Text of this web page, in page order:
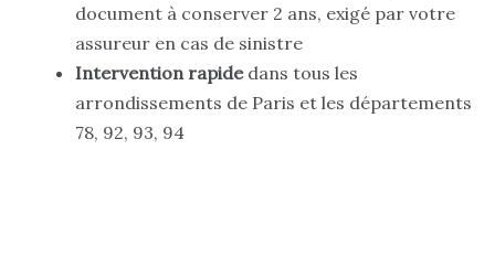
document à conserver 2 ans, exigé par votre
assureur en cas de sinistre
Intervention rapidedans tous les
arrondissements de Paris et les départements
78, 92, 93, 94